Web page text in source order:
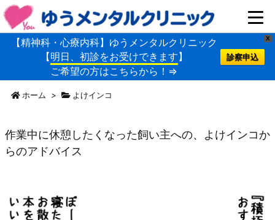
X
【精神科・心療内科】ゆうメンタルクリニック
【明日、初診をお受けできます】
ご希望の方はこちらから！⇒
診察申込
ホーム > よけインコ
作業中に休憩したくなった飼い主への、よけインコか
らのアドバイス